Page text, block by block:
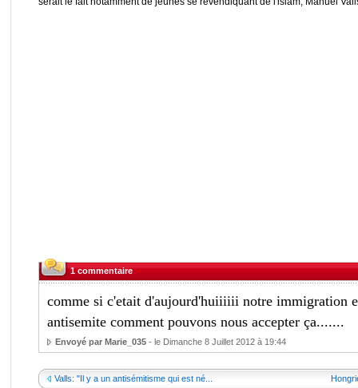
1 commentaire
comme si c'etait d'aujourd'huiiiiii notre immigration
antisemite comment pouvons nous accepter ça.......
Envoyé par Marie_035- le Dimanche 8 Juillet 2012 à 19:44
Valls: "Il y a un antisémitisme qui est né...